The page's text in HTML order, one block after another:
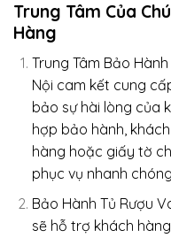
Trung Tâm Của
Hàng
Trung Tâm Bảo
Nội cam kết cung
bảo sự hài lòng của
hợp bảo hành,
hàng hoặc giấy tờ
phục vụ nhanh
Bảo Hành Tủ Rượu
sẽ hỗ trợ khách